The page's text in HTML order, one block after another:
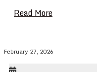
Read More
February 27, 2026